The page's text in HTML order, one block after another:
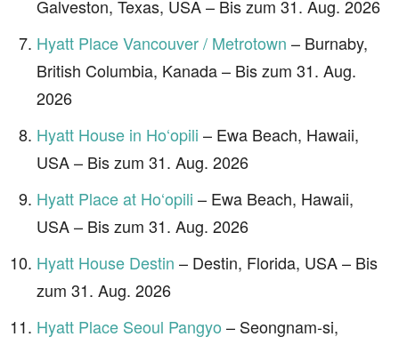
Galveston, Texas, USA – Bis zum 31. Aug. 2026
Hyatt Place Vancouver / Metrotown – Burnaby,
British Columbia, Kanada – Bis zum 31. Aug.
2026
Hyatt House in Ho‘opili – Ewa Beach, Hawaii,
USA – Bis zum 31. Aug. 2026
Hyatt Place at Ho‘opili – Ewa Beach, Hawaii,
USA – Bis zum 31. Aug. 2026
Hyatt House Destin – Destin, Florida, USA – Bis
zum 31. Aug. 2026
Hyatt Place Seoul Pangyo – Seongnam-si,